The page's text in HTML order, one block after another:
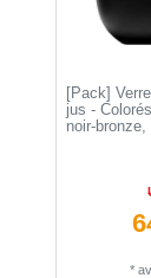
[Pack]
jus -
noir-bronze,
*